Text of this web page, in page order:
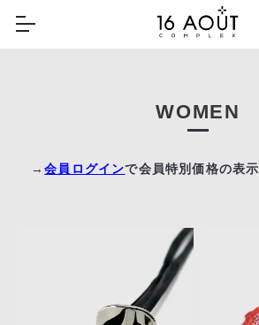
MEN
WOMEN
→会員ログインで会員特別価格の表示